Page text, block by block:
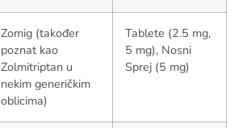
Zomig (također
poznat kao
Zolmitriptan u
nekim generičkim
oblicima)
Tablete (2.5 mg,
5 mg), Nosni
Sprej (5 mg)